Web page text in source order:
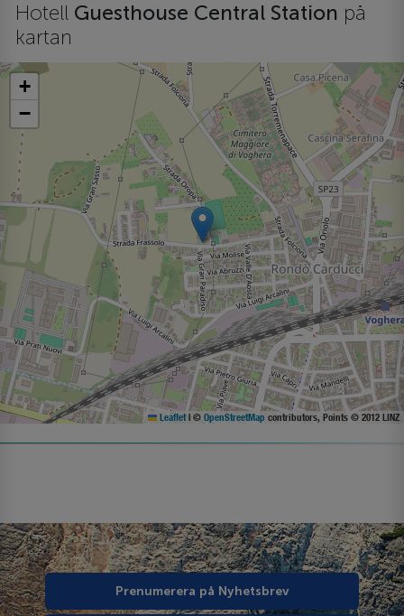
Hotell Guesthouse Central Station på
kartan
+
−
Leaflet | © OpenStreetMap contributors, Points © 2012 LINZ
Prenumerera på Nyhetsbrev